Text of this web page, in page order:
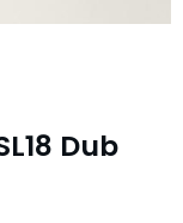
Dub